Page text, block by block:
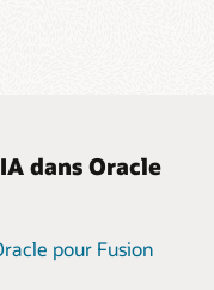
dans Oracle
pour Fusion